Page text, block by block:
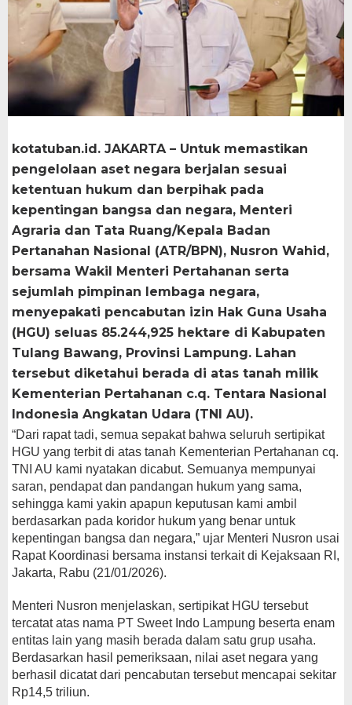
kotatuban.id. JAKARTA – Untuk memastikan
pengelolaan aset negara berjalan sesuai
ketentuan hukum dan berpihak pada
kepentingan bangsa dan negara, Menteri
Agraria dan Tata Ruang/Kepala Badan
Pertanahan Nasional (ATR/BPN), Nusron Wahid,
bersama Wakil Menteri Pertahanan serta
sejumlah pimpinan lembaga negara,
menyepakati pencabutan izin Hak Guna Usaha
(HGU) seluas 85.244,925 hektare di Kabupaten
Tulang Bawang, Provinsi Lampung. Lahan
tersebut diketahui berada di atas tanah milik
Kementerian Pertahanan c.q. Tentara Nasional
Indonesia Angkatan Udara (TNI AU).
“Dari rapat tadi, semua sepakat bahwa seluruh sertipikat
HGU yang terbit di atas tanah Kementerian Pertahanan cq.
TNI AU kami nyatakan dicabut. Semuanya mempunyai
saran, pendapat dan pandangan hukum yang sama,
sehingga kami yakin apapun keputusan kami ambil
berdasarkan pada koridor hukum yang benar untuk
kepentingan bangsa dan negara,” ujar Menteri Nusron usai
Rapat Koordinasi bersama instansi terkait di Kejaksaan RI,
Jakarta, Rabu (21/01/2026).
Menteri Nusron menjelaskan, sertipikat HGU tersebut
tercatat atas nama PT Sweet Indo Lampung beserta enam
entitas lain yang masih berada dalam satu grup usaha.
Berdasarkan hasil pemeriksaan, nilai aset negara yang
berhasil dicatat dari pencabutan tersebut mencapai sekitar
Rp14,5 triliun.